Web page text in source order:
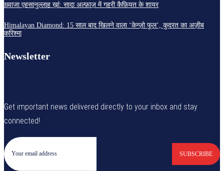
ख़्वाजा एहसानुल्लाह ख़ां: सादा अल्फ़ाज़ में गहरी कैफ़ियत के शायर
Himalayan Diamond: 15 साल बाद खिलने वाला ‘केन्ज़ो फूल’, कुदरत का अज़ीब
करिश्मा
Newsletter
Get important news delivered directly to your inbox and stay
connected!
SUBSCRIBE